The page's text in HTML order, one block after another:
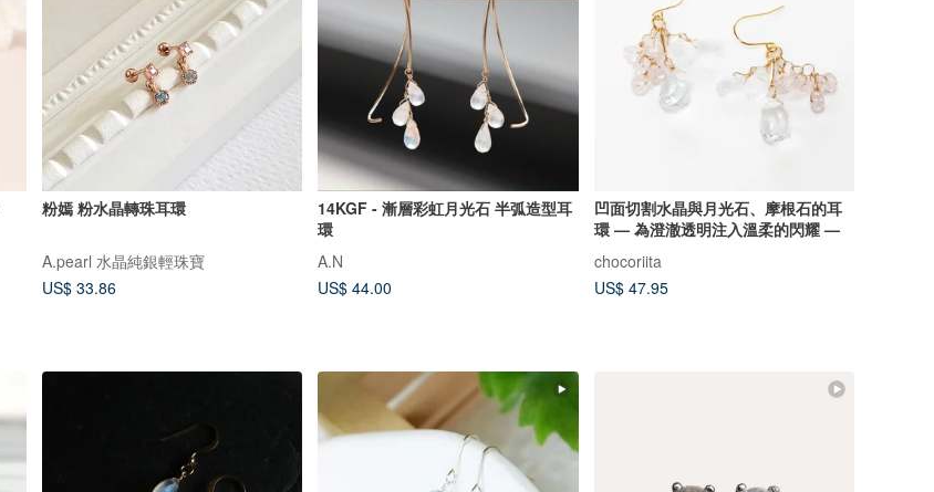
粉嫣 粉水晶轉珠耳環
A.pearl 水晶純銀輕珠寶
US$ 33.86
14KGF - 漸層彩虹月光石 半弧造型耳
環
A.N
US$ 44.00
凹面切割水晶與月光石、摩根石的耳
環 — 為澄澈透明注入溫柔的閃耀 —
chocoriita
US$ 47.95